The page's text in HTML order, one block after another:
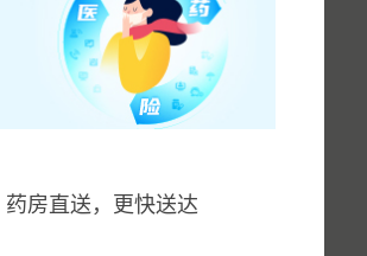
药房直送，更快送达